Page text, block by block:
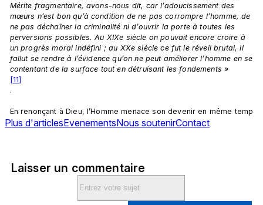
Mérite fragmentaire, avons-nous dit, car l’adoucissement des
mœurs n’est bon qu’à condition de ne pas corrompre l’homme, de
ne pas déchaîner la criminalité ni d’ouvrir la porte à toutes les
perversions possibles. Au XIXe siècle on pouvait encore croire à
un progrès moral indéfini ; au XXe siècle ce fut le réveil brutal, il
fallut se rendre à l’évidence qu’on ne peut améliorer l’homme en se
contentant de la surface tout en détruisant les fondements »
[11]
.
En renonçant à Dieu, l’Homme menace son devenir en même temp
Plus d'articlesEvenementsNous soutenirContact
Laisser un commentaire